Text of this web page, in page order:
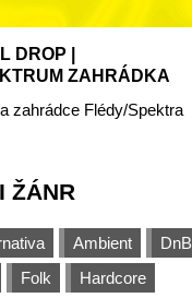
DROP |
ZAHRÁDKA
zahrádce Flédy/Spektra
ŽÁNR
Ambient
DnB
Folk
Hardcore